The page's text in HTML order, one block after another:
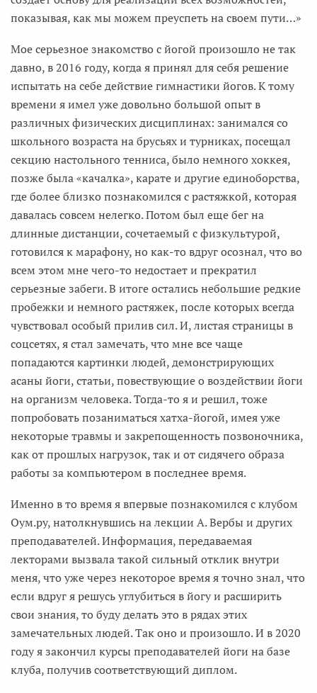
показывая, как мы можем преуспеть на своем пути…»
Мое серьезное знакомство с йогой произошло не так
давно, в 2016 году, когда я принял для себя решение
испытать на себе действие гимнастики йогов. К тому
времени я имел уже довольно большой опыт в
различных физических дисциплинах: занимался со
школьного возраста на брусьях и турниках, посещал
секцию настольного тенниса, было немного хоккея,
позже была «качалка», карате и другие единоборства,
где более близко познакомился с растяжкой, которая
давалась совсем нелегко. Потом был еще бег на
длинные дистанции, сочетаемый с физкультурой,
готовился к марафону, но как-то вдруг осознал, что во
всем этом мне чего-то недостает и прекратил
серьезные забеги. В итоге остались небольшие редкие
пробежки и немного растяжек, после которых всегда
чувствовал особый прилив сил. И, листая страницы в
соцсетях, я стал замечать, что мне все чаще
попадаются картинки людей, демонстрирующих
асаны йоги, статьи, повествующие о воздействии йоги
на организм человека. Тогда-то я и решил, тоже
попробовать позаниматься хатха-йогой, имея уже
некоторые травмы и закрепощенность позвоночника,
как от прошлых нагрузок, так и от сидячего образа
работы за компьютером в последнее время.
Именно в то время я впервые познакомился с клубом
Оум.ру, натолкнувшись на лекции А. Вербы и других
преподавателей. Информация, передаваемая
лекторами вызвала такой сильный отклик внутри
меня, что уже через некоторое время я точно знал, что
если вдруг я решусь углубиться в йогу и расширить
свои знания, то буду делать это в рядах этих
замечательных людей. Так оно и произошло. И в 2020
году я закончил курсы преподавателей йоги на базе
клуба, получив соответствующий диплом.